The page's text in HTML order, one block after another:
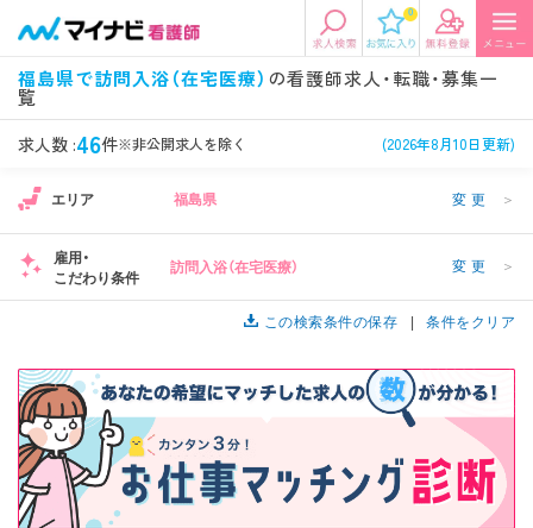
0
福島県で訪問入浴（在宅医療） の看護師求人・転職・募集一
覧
求人数 :46件※非公開求人を除く (2026年8月10日更新)
エリアから探す
関東
東海 関西
九州・沖縄
希望の求人条件を選択
資格
施設形態
病院、クリニック・診療所など
担当業務
病棟、外来など
美容外科、
循環器内科など
未経験歓迎、
土日祝休みなど
年収
年収500万円以上など 正社員、契約社員など
エリア 福島県 変更 ＞
雇用・
こだわり条件
訪問入浴（在宅医療） 変更 ＞
この検索条件の保存 条件をクリア